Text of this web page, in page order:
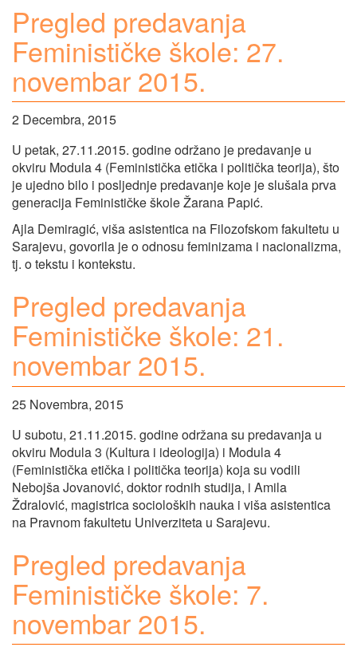
Pregled predavanja
Feminističke škole: 27.
novembar 2015.
2 Decembra, 2015
U petak, 27.11.2015. godine održano je predavanje u
okviru Modula 4 (Feministička etička i politička teorija), što
je ujedno bilo i posljednje predavanje koje je slušala prva
generacija Feminističke škole Žarana Papić.
Ajla Demiragić, viša asistentica na Filozofskom fakultetu u
Sarajevu, govorila je o odnosu feminizama i nacionalizma,
tj. o tekstu i kontekstu.
Pregled predavanja
Feminističke škole: 21.
novembar 2015.
25 Novembra, 2015
U subotu, 21.11.2015. godine održana su predavanja u
okviru Modula 3 (Kultura i ideologija) i Modula 4
(Feministička etička i politička teorija) koja su vodili
Nebojša Jovanović, doktor rodnih studija, i Amila
Ždralović, magistrica socioloških nauka i viša asistentica
na Pravnom fakultetu Univerziteta u Sarajevu.
Pregled predavanja
Feminističke škole: 7.
novembar 2015.